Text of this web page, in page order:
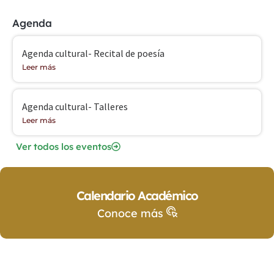
Agenda
Agenda cultural- Recital de poesía
Leer más
Agenda cultural- Talleres
Leer más
Ver todos los eventos
Calendario Académico
Conoce más